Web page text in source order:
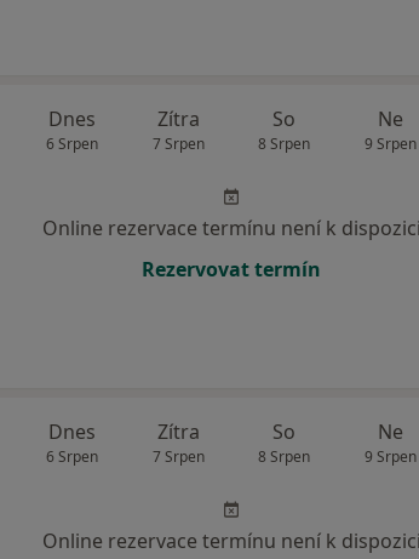
Dnes
6 Srpen
Zítra
7 Srpen
So
8 Srpen
Ne
9 Srpen
Online rezervace termínu není k dispozici
Rezervovat termín
Dnes
6 Srpen
Zítra
7 Srpen
So
8 Srpen
Ne
9 Srpen
Online rezervace termínu není k dispozici